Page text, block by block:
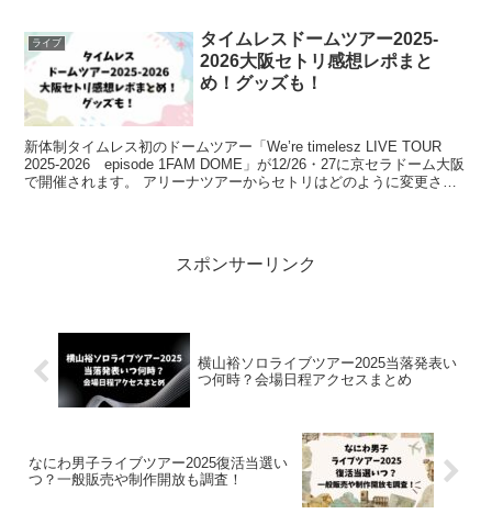
ライブ
タイムレスドームツアー2025-
2026大阪セトリ感想レポまと
め！グッズも！
新体制タイムレス初のドームツアー「We’re timelesz LIVE TOUR
2025-2026 episode 1FAM DOME」が12/26・27に京セラドーム大阪
で開催されます。 アリーナツアーからセトリはどのように変更され
スポンサーリンク
横山裕ソロライブツアー2025当落発表い
つ何時？会場日程アクセスまとめ
なにわ男子ライブツアー2025復活当選い
つ？一般販売や制作開放も調査！